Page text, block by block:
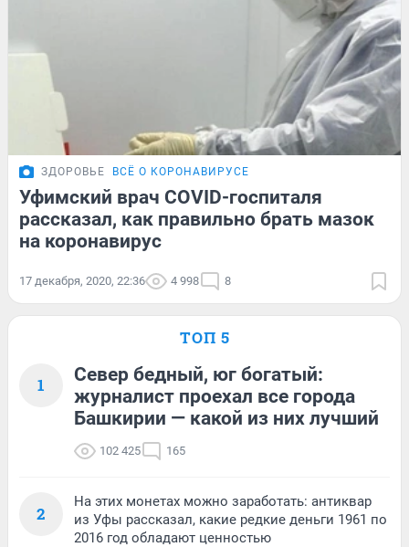
ЗДОРОВЬЕ ВСЁ О КОРОНАВИРУСЕ
Уфимский врач COVID-госпиталя
рассказал, как правильно брать мазок
на коронавирус
17 декабря, 2020, 22:36 4 998 8
ТОП 5
1
Север бедный, юг богатый:
журналист проехал все города
Башкирии — какой из них лучший
102 425 165
2
На этих монетах можно заработать: антиквар
из Уфы рассказал, какие редкие деньги 1961 по
2016 год обладают ценностью